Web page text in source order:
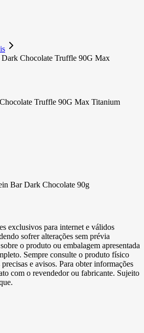
Chocolate Truffle 90G Max
Truffle 90G Max Titanium
Bar Dark Chocolate 90g
exclusivos para internet e válidos
sofrer alterações sem prévia
o produto ou embalagem apresentada
Sempre consulte o produto físico
e avisos. Para obter informações
com o revendedor ou fabricante. Sujeito